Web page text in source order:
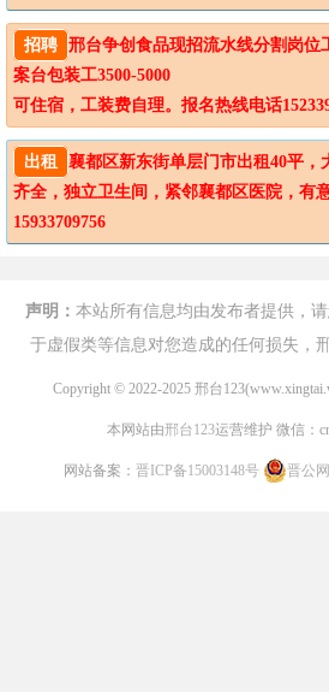
招聘 邢台争创食品现招流水线分割岗位
案台包装工3500-5000
可住宿，工装费自理。报名热线电话
出租 襄都区新东街单层门市出租40平，
齐全，独立卫生间，紧邻襄都区医院，有
15933709756
声明： 本站所有信息均由发布者提供，
于虚假类等信息对您造成的任何损失，
Copyright © 2022-2025 邢台
本网站由邢台123运营维护 微信：
网站备案： 晋ICP备15003148号 晋公